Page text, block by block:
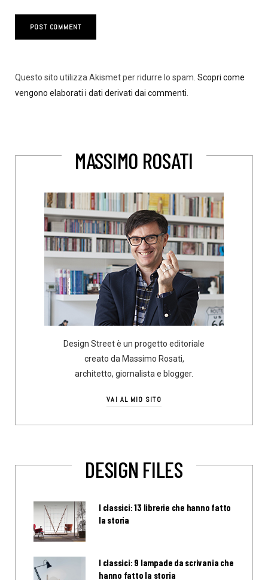
Questo sito utilizza Akismet per ridurre lo spam. Scopri come
vengono elaborati i dati derivati dai commenti.
MASSIMO ROSATI
Design Street è un progetto editoriale
creato da Massimo Rosati,
architetto, giornalista e blogger.
VAI AL MIO SITO
DESIGN FILES
I classici: 13 librerie che hanno fatto
la storia
I classici: 9 lampade da scrivania che
hanno fatto la storia